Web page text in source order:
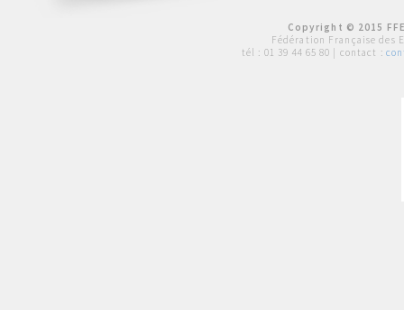
Copyright © 2015
Fédération Française des
tél : 01 39 44 65 80 | contact :